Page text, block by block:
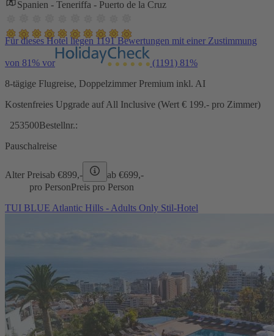
Spanien - Teneriffa - Puerto de la Cruz
Für dieses Hotel liegen 1191 Bewertungen mit einer Zustimmung
von 81% vor (1191) 81%
8-tägige Flugreise, Doppelzimmer Premium inkl. AI
Kostenfreies Upgrade auf All Inclusive (Wert € 199.- pro Zimmer)
253500Bestellnr.:
Pauschalreise
Alter Preisab €899,- ab €699,-
pro PersonPreis pro Person
TUI BLUE Atlantic Hills - Adults Only Stil-Hotel